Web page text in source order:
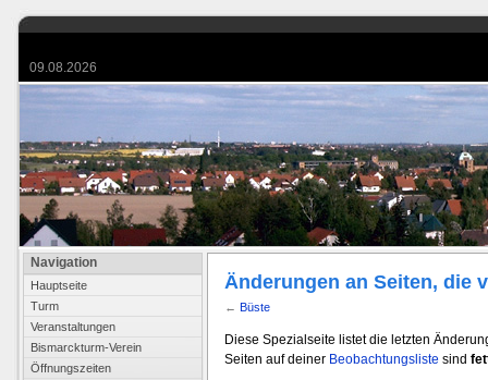
09.08.2026
Navigation
Hauptseite
Turm
Veranstaltungen
Bismarckturm-Verein
Öffnungszeiten
Änderungen an Seiten, die
← Büste
Diese Spezialseite listet die letzten
Seiten auf deiner Beobachtungsliste sind